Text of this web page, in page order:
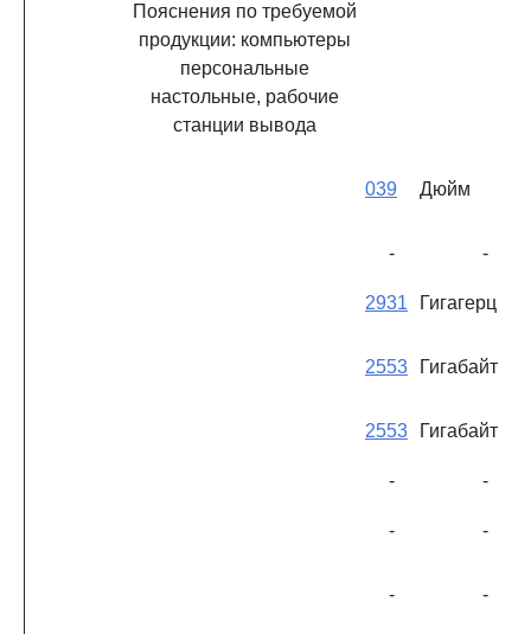
Пояснения по требуемой
продукции: компьютеры
персональные
настольные, рабочие
станции вывода
039 Дюйм
- -
2931 Гигагерц
2553 Гигабайт
2553 Гигабайт
- -
- -
- -